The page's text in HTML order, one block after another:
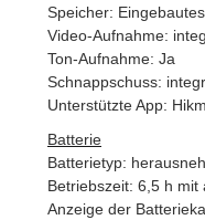
Speicher:
Video-Aufnahme:
Ton-Aufnahme: Ja
Schnappschuss:
Unterstützte App:
Batterie
Batterietyp:
Betriebszeit: 6,5 h
Anzeige der